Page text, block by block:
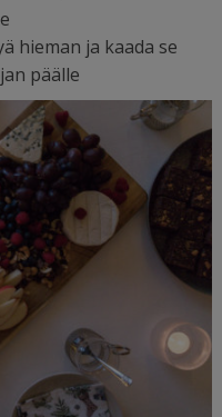
hieman ja kaada se
päälle